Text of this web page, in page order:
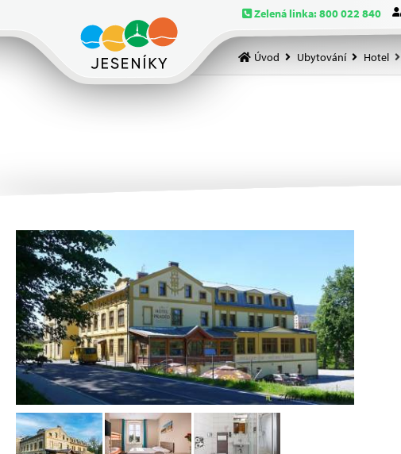
Zelená linka: 800 022 840
Úvod Ubytování Hotel